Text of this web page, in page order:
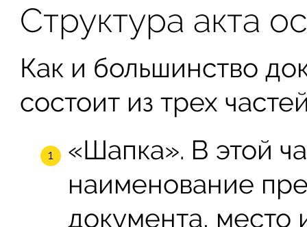
Структура акта
Как и большинство
состоит из трех
«Шапка». В этой
наименование
документа, место